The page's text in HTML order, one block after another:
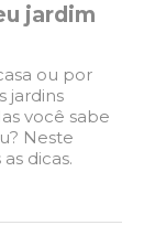
jardim
ou por
jardins
você sabe
Neste
dicas.